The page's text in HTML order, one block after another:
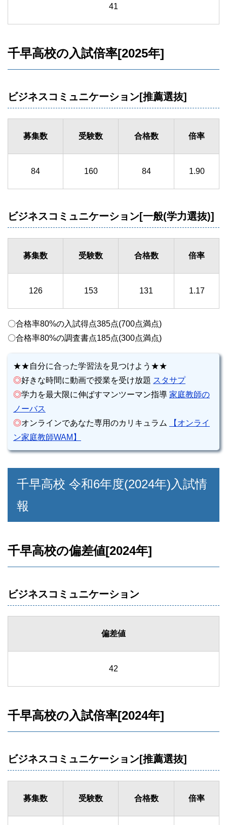
41
千早高校の入試倍率[2025年]
ビジネスコミュニケーション[推薦選抜]
募集数 受験数 合格数 倍率
84 160 84 1.90
ビジネスコミュニケーション[一般(学力選抜)]
募集数 受験数 合格数 倍率
126 153 131 1.17
〇合格率80%の入試得点385点(700点満点)
〇合格率80%の調査書点185点(300点満点)
★★自分に合った学習法を見つけよう★★
◎好きな時間に動画で授業を受け放題 スタサプ
◎学力を最大限に伸ばすマンツーマン指導 家庭教師の
ノーバス
◎オンラインであなた専用のカリキュラム
【オンライ
ン家庭教師WAM】
千早高校 令和6年度(2024年)入試情
報
千早高校の偏差値[2024年]
ビジネスコミュニケーション
偏差値
42
千早高校の入試倍率[2024年]
ビジネスコミュニケーション[推薦選抜]
募集数 受験数 合格数 倍率